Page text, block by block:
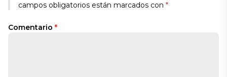
campos obligatorios están marcados con *
Comentario *